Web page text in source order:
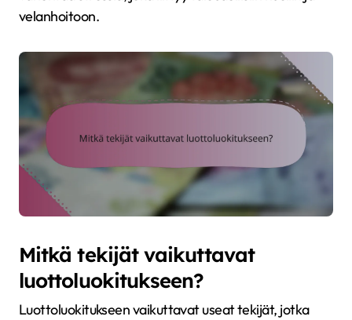
velanhoitoon.
Mitkä tekijät vaikuttavat
luottoluokitukseen?
Luottoluokitukseen vaikuttavat useat tekijät, jotka